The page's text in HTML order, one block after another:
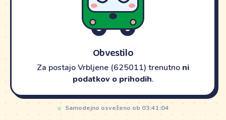
Obvestilo
Za postajo Vrbljene (625011) trenutno ni
podatkov o prihodih.
Samodejno osveženo ob 03:41:04